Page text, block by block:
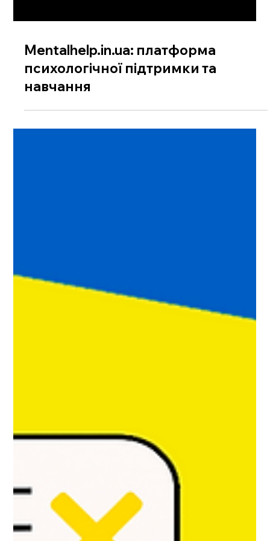
Mentalhelp.in.ua: платформа
психологічної підтримки та
навчання